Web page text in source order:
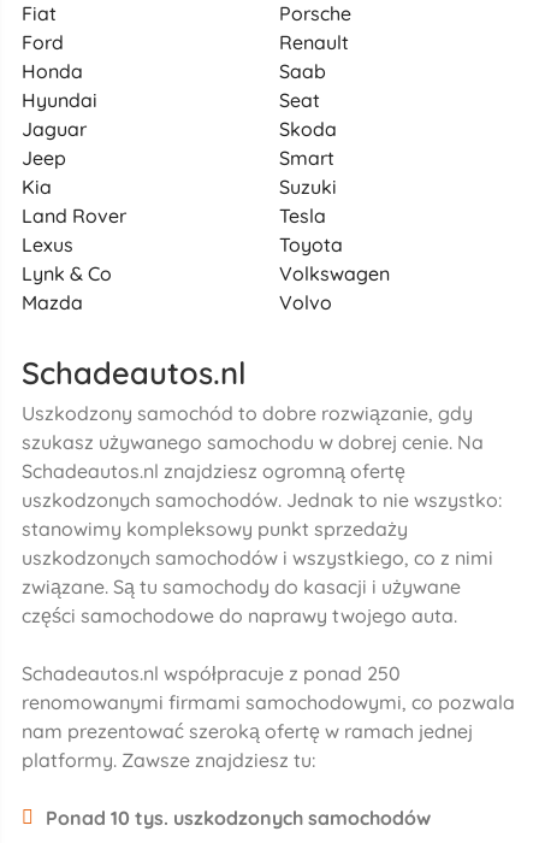
Fiat
Ford
Honda
Hyundai
Jaguar
Jeep
Kia
Land Rover
Lexus
Lynk & Co
Mazda
Porsche
Renault
Saab
Seat
Skoda
Smart
Suzuki
Tesla
Toyota
Volkswagen
Volvo
Schadeautos.nl
Uszkodzony samochód to dobre rozwiązanie, gdy
szukasz używanego samochodu w dobrej cenie. Na
Schadeautos.nl znajdziesz ogromną ofertę
uszkodzonych samochodów. Jednak to nie wszystko:
stanowimy kompleksowy punkt sprzedaży
uszkodzonych samochodów i wszystkiego, co z nimi
związane. Są tu samochody do kasacji i używane
części samochodowe do naprawy twojego auta.
Schadeautos.nl współpracuje z ponad 250
renomowanymi firmami samochodowymi, co pozwala
nam prezentować szeroką ofertę w ramach jednej
platformy. Zawsze znajdziesz tu:
Ponad 10 tys. uszkodzonych samochodów